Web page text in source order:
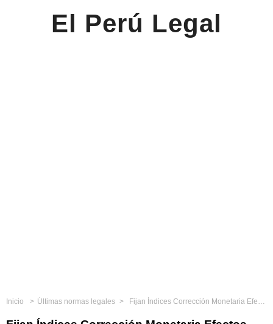
El Perú Legal
Inicio Últimas normas legales Fijan Índices Corrección Monetaria Efectos RM 347-2021-EF/15 Economia y Finanzas